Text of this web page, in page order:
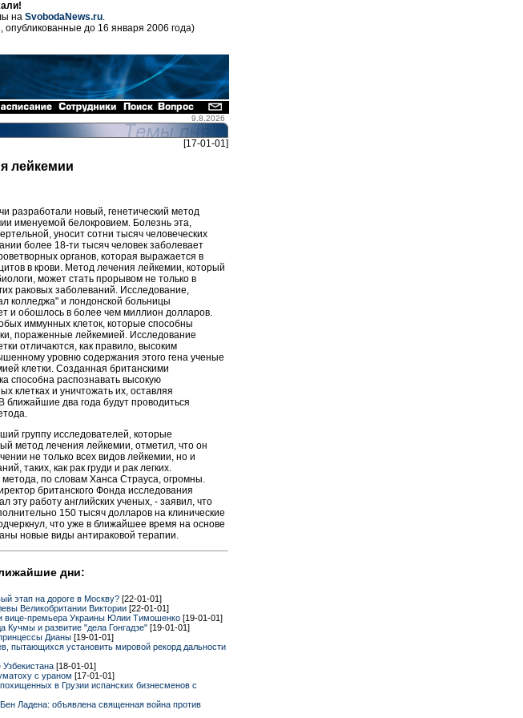
на SvobodaNews.ru.
до 16 января 2006 года)
9.8.2026
[17-01-01]
лейкемии
разработали новый, генетический метод
именуемой белокровием. Болезнь эта,
уносит сотни тысяч человеческих
более 18-ти тысяч человек заболевает
органов, которая выражается в
в крови. Метод лечения лейкемии, который
может стать прорывом не только в
раковых заболеваний. Исследование,
колледжа" и лондонской больницы
и обошлось в более чем миллион долларов.
иммунных клеток, которые способны
пораженные лейкемией. Исследование
отличаются, как правило, высоким
уровню содержания этого гена ученые
клетки. Созданная британскими
способна распознавать высокую
клетках и уничтожать их, оставляя
ближайшие два года будут проводиться
группу исследователей, которые
метод лечения лейкемии, отметил, что он
не только всех видов лейкемии, но и
таких, как рак груди и рак легких.
по словам Ханса Страуса, огромны.
британского Фонда исследования
эту работу английских ученых, - заявил, что
150 тысяч долларов на клинические
что уже в ближайшее время на основе
новые виды антираковой терапии.
дни:
этап на дороге в Москву? [22-01-01]
Великобритании Виктории [22-01-01]
вице-премьера Украины Юлии Тимошенко [19-01-01]
Кучмы и развитие "дела Гонгадзе" [19-01-01]
Дианы [19-01-01]
пытающихся установить мировой рекорд дальности
[18-01-01]
с ураном [17-01-01]
в Грузии испанских бизнесменов с
Ладена: объявлена священная война против